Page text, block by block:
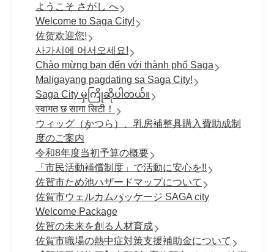
ようこそ さがし へ
Welcome to Saga City!
佐贺欢迎您!
사가시에 어서오세요!
Chào mừng bạn đến với thành phố Saga
Maligayang pagdating sa Saga City!
Saga City မှကြိုဆိုပါတယ်။
स्वागत छ सागा सिटी！
ウィッグ（かつら）、乳房補整具購入費助成制
度のご案内
令和8年度当初予算の概要
「市民活動補償制度」で活動に安心を!!
佐賀市ため池ハザードマップについて
佐賀市ウェルカムパッケージ SAGA city
Welcome Package
佐賀の未来を創る人材育成
佐賀市職場の熱中症対策支援補助金について